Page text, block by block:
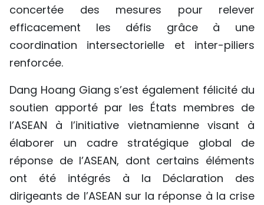
concertée des mesures pour relever
efficacement les défis grâce à une
coordination intersectorielle et inter-piliers
renforcée.
Dang Hoang Giang s’est également félicité du
soutien apporté par les États membres de
l’ASEAN à l’initiative vietnamienne visant à
élaborer un cadre stratégique global de
réponse de l’ASEAN, dont certains éléments
ont été intégrés à la Déclaration des
dirigeants de l’ASEAN sur la réponse à la crise